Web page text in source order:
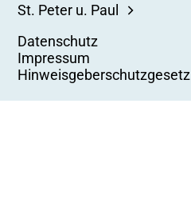
St. Peter u. Paul
Datenschutz
Impressum
Hinweisgeberschutzgesetz